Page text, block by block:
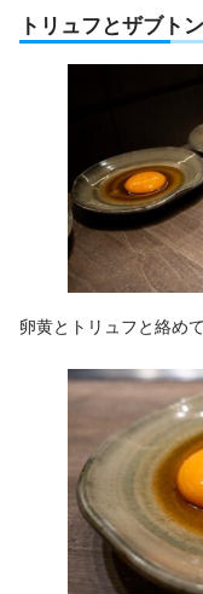
トリュフとザブト
卵黄とトリュフと絡めて